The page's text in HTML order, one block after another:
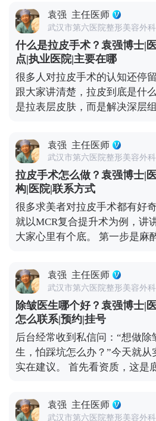
蔽位置，术后1-3个月疤痕会慢
来，也不会因为拉扯让耳朵变
情丧失，核心是提拉方向和神
比较习惯用多矢量提升的方式
悉度，尽量避开重要神经，保
底，拉皮的安全和效果，核心
验。选对人，才能真正实现自
道更多关于MCR复合提升术的
解。
致，有少量细纹，没出现明显
式。像光电、超声刀这些，能
皮肤变紧致；线雕则是通过物
下垂，这些方法创伤小、恢复
如果是中度松弛，比如苹果肌
显、眼角有轻微耷拉，非手术
考虑拉皮手术，比如MCR复合
部下垂问题。 如果是重度松弛，比如面部组织明显下
要传统拉皮手术了。它能深层
源上解决松弛问题，效果也更持久。 另外提
日常护肤、坚持防晒、健康饮
皮肤松弛的速度。改善松弛没
判断自己的松弛程度，再在专
己的方案。 想知道更多关于
题，可以去官方媒体平台（公
薯）预约面诊，详细了解。
袁强 主任医师
武汉市第六医院整形美容外
什么是拉皮手术？袁强博士|
点|执业医院|主要在哪
很多人对拉皮手术的认知还停
跟大家讲清楚，拉皮到底是什么。 拉皮手术的核
是拉表层皮肤，而是解决深层
膜和肌肉也会松弛下垂，这才
它的原理很简单：就拿MCR复
过隐蔽的切口，把面部皮肤和
对松弛的筋膜、肌肉进行提拉
余的皮肤切除，最后缝合，这
部的紧致和轮廓感。 不是所有人都适合做拉皮，它更
适合中重度面部松弛的人——
凹陷、法令纹很深、下颌线模
不是“返老还童”的魔法，不能
但能帮你恢复到5-10年前的状
久。当然，它也是有创伤和风
先充分了解，再找专业医生制
于MCR复合提升术的问题，可
众号、百家号、小红薯）预约
袁强 主任医师
武汉市第六医院整形美容外
拉皮手术怎么做？袁强博士|
构|医院|联系方式
很多求美者对拉皮手术都有好
就以MCR复合提升术为例，讲
大家心里有个底。 第一步是麻
术就接受了，大家不用怕。 第二步设计切口，这步很
关键，直接影响术后疤痕隐蔽
口藏在发际线内、耳前或耳后
量做到术后不仔细看根本发现不了。 第三步
提升，这是手术的核心。我一
翼地把皮肤和深层的筋膜、肌
的筋膜和肌肉向上提拉、复位
弛问题。 第四步去除多余皮肤，提升到位后，脸上会
变得紧致。 最后一步是精细缝合，用细针细线分层缝
合，减少疤痕增生的可能。 整
袁强 主任医师
武汉市第六医院整形美容外
除皱医生哪个好？袁强博士|
怎么联系|预约|挂号
后台经常收到私信问：“想做
生，怕踩坑怎么办？”今天就从
实在建议。 首先看资质，这是底线。除皱属于医疗美
衰相关的临床经验。大家可以
执业信息，确认他的执业范围
袁强 主任医师
武汉市第六医院整形美容外